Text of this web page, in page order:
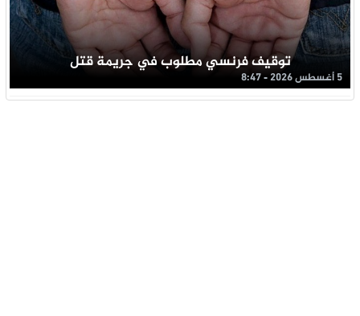
توقيف فرنسي مطلوب في جريمة قتل
5 أغسطس 2026 - 8:47